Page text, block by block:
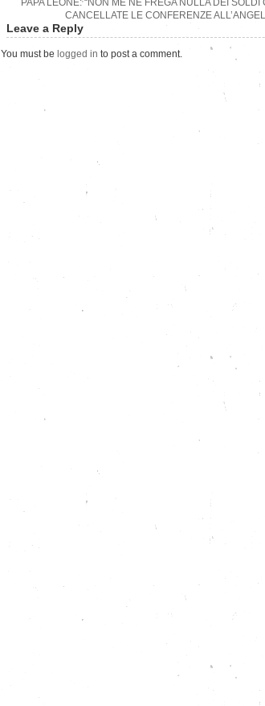
PAPA LEONE: “NON ME NE FREGA NULLA DEI
CANCELLATE LE CONFERENZE
Leave a Reply
You must be logged in to post a comment.